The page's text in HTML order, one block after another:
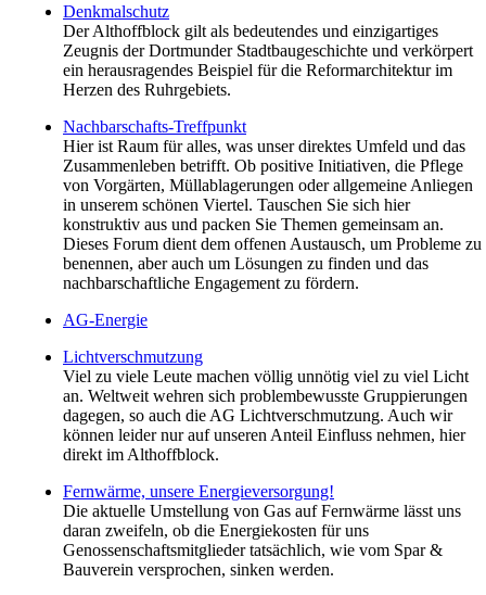
Denkmalschutz
Der Althoffblock gilt als bedeutendes und einzigartiges
Zeugnis der Dortmunder Stadtbaugeschichte und verkörpert
ein herausragendes Beispiel für die Reformarchitektur im
Herzen des Ruhrgebiets.
Nachbarschafts-Treffpunkt
Hier ist Raum für alles, was unser direktes Umfeld und das
Zusammenleben betrifft. Ob positive Initiativen, die Pflege
von Vorgärten, Müllablagerungen oder allgemeine Anliegen
in unserem schönen Viertel. Tauschen Sie sich hier
konstruktiv aus und packen Sie Themen gemeinsam an.
Dieses Forum dient dem offenen Austausch, um Probleme zu
benennen, aber auch um Lösungen zu finden und das
nachbarschaftliche Engagement zu fördern.
AG-Energie
Lichtverschmutzung
Viel zu viele Leute machen völlig unnötig viel zu viel Licht
an. Weltweit wehren sich problembewusste Gruppierungen
dagegen, so auch die AG Lichtverschmutzung. Auch wir
können leider nur auf unseren Anteil Einfluss nehmen, hier
direkt im Althoffblock.
Fernwärme, unsere Energieversorgung!
Die aktuelle Umstellung von Gas auf Fernwärme lässt uns
daran zweifeln, ob die Energiekosten für uns
Genossenschaftsmitglieder tatsächlich, wie vom Spar &
Bauverein versprochen, sinken werden.